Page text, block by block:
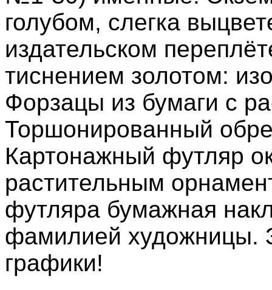
голубом, слегка
издательском
тиснением золотом:
Форзацы из бумаги с
Торшонированный
Картонажный футляр
растительным
футляра бумажная
фамилией художницы.
графики!